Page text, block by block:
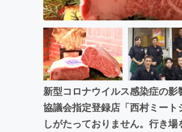
新型コロナウイルス感染症の
協議会指定登録店「西村ミー
しがたっておりません。行き